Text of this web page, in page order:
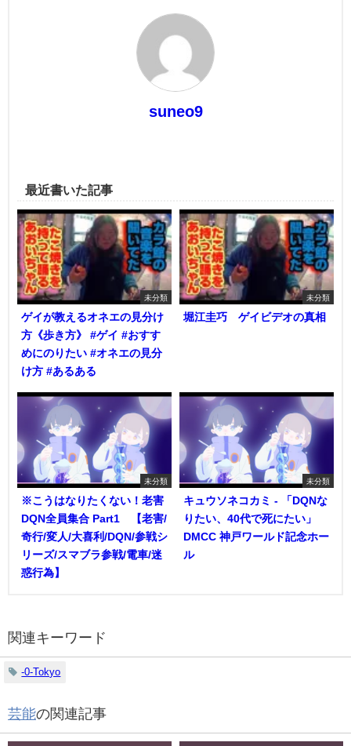
suneo9
最近書いた記事
未分類
ゲイが教えるオネエの見分け
方《歩き方》 #ゲイ #おすす
めにのりたい #オネエの見分
け方 #あるある
未分類
堀江圭巧 ゲイビデオの真相
未分類
※こうはなりたくない！老害
DQN全員集合 Part1 【老害/
奇行/変人/大喜利/DQN/参戦シ
リーズ/スマブラ参戦/電車/迷
惑行為】
未分類
キュウソネコカミ - 「DQNな
りたい、40代で死にたい」
DMCC 神戸ワールド記念ホー
ル
関連キーワード
-0-Tokyo
芸能の関連記事